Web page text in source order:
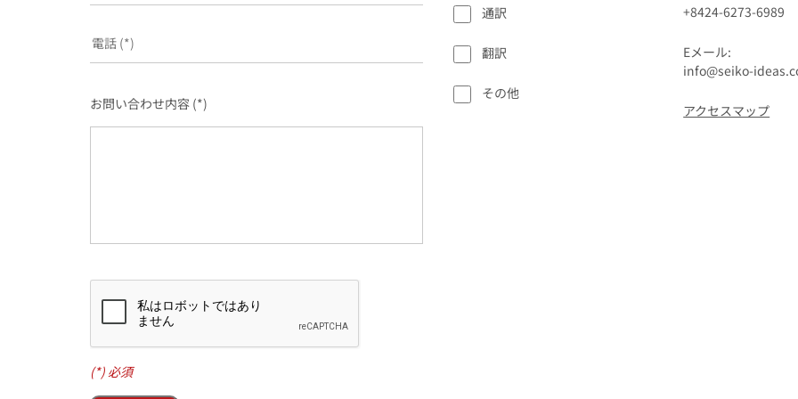
お問い合わせ内容 (*)
(*) 必須
通訳
翻訳
その他
+8424-6273-6989
Eメール:
info@seiko-
アクセスマップ